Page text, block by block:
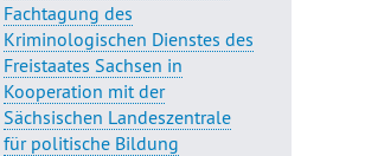
Fachtagung des
Kriminologischen Dienstes des
Freistaates Sachsen in
Kooperation mit der
Sächsischen Landeszentrale
für politische Bildung